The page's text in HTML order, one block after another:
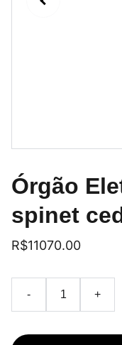
Órgão
spinet
R$11070.00
- +